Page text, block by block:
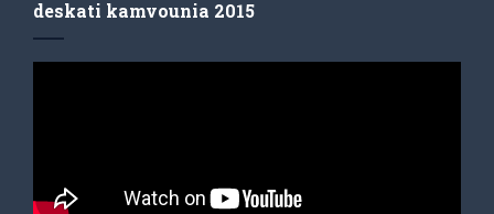
deskati kamvounia 2015